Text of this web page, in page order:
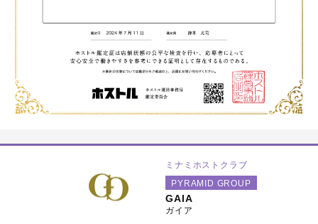
ミナミホストクラブ
PYRAMID GROUP
GAIA
ガイア